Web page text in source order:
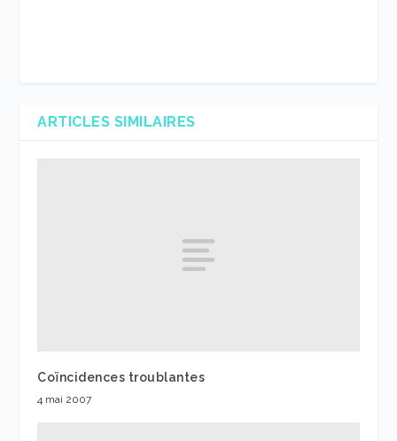
ARTICLES SIMILAIRES
Coïncidences troublantes
4 mai 2007